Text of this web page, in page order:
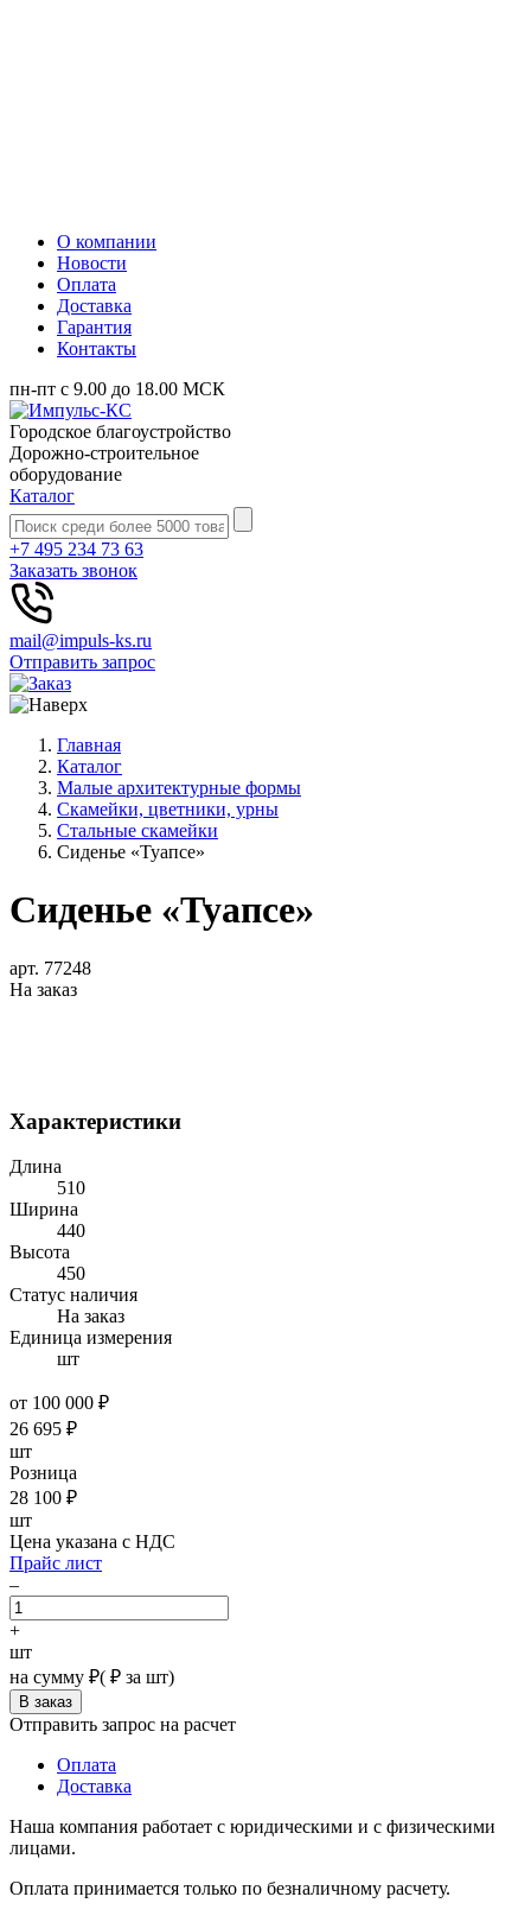
О компании
Новости
Оплата
Доставка
Гарантия
Контакты
пн-пт с 9.00 до 18.00 МСК
Городское благоустройство
Дорожно-строительное
оборудование
Каталог
+7 495 234 73 63
Заказать звонок
mail@impuls-ks.ru
Отправить запрос
Главная
Каталог
Малые архитектурные формы
Скамейки, цветники, урны
Стальные скамейки
Сиденье «Туапсе»
Сиденье «Туапсе»
арт. 77248
На заказ
Характеристики
Длина
510
Ширина
440
Высота
450
Статус наличия
На заказ
Единица измерения
шт
от 100 000 ₽
26 695 ₽
шт
Розница
28 100 ₽
шт
Цена указана с НДС
Прайс лист
–
+
шт
на сумму ₽( ₽ за шт)
Отправить запрос на расчет
Оплата
Доставка
Наша компания работает с юридическими и с физическими
лицами.
Оплата принимается только по безналичному расчету.